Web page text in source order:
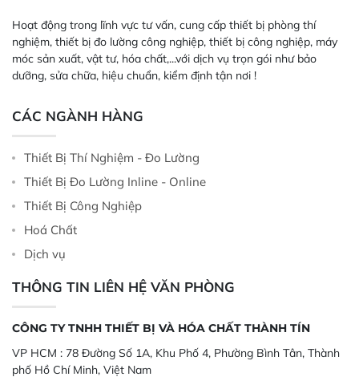
Hoạt động trong lĩnh vực tư vấn, cung cấp thiết bị phòng thí
nghiệm, thiết bị đo lường công nghiệp, thiết bị công nghiệp, máy
móc sản xuất, vật tư, hóa chất,...với dịch vụ trọn gói như bảo
dưỡng, sửa chữa, hiệu chuẩn, kiểm định tận nơi !
CÁC NGÀNH HÀNG
Thiết Bị Thí Nghiệm - Đo Lường
Thiết Bị Đo Lường Inline - Online
Thiết Bị Công Nghiệp
Hoá Chất
Dịch vụ
THÔNG TIN LIÊN HỆ VĂN PHÒNG
CÔNG TY TNHH THIẾT BỊ VÀ HÓA CHẤT THÀNH TÍN
VP HCM : 78 Đường Số 1A, Khu Phố 4, Phường Bình Tân, Thành
phố Hồ Chí Minh, Việt Nam